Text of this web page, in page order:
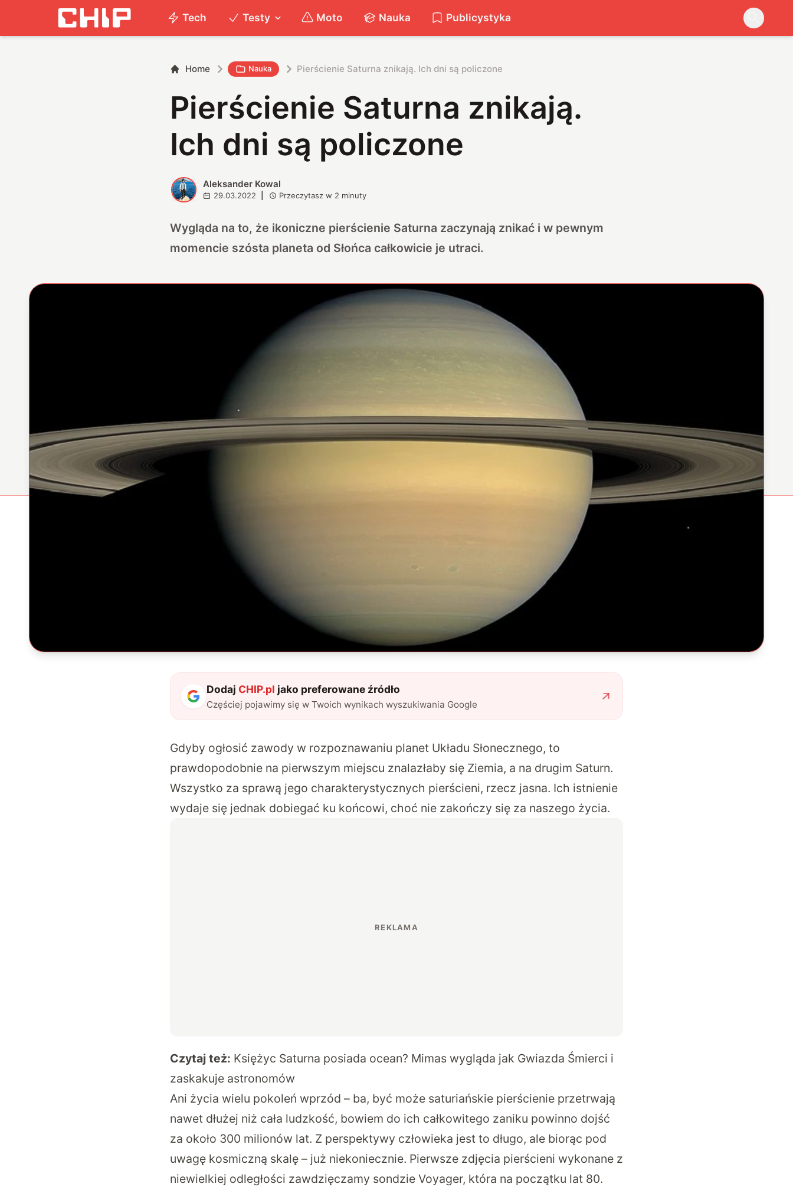
Tech Testy Moto Nauka Publicystyka
Home Nauka Pierścienie Saturna znikają. Ich dni są policzone
Pierścienie Saturna znikają.
Ich dni są policzone
A Aleksander Kowal
29.03.2022 Przeczytasz w 2 minuty
Wygląda na to, że ikoniczne pierścienie Saturna zaczynają znikać i w pewnym
momencie szósta planeta od Słońca całkowicie je utraci.
Dodaj CHIP.pl jako preferowane źródło
Częściej pojawimy się w Twoich wynikach wyszukiwania Google
Gdyby ogłosić zawody w rozpoznawaniu planet Układu Słonecznego, to
prawdopodobnie na pierwszym miejscu znalazłaby się Ziemia, a na drugim Saturn.
Wszystko za sprawą jego charakterystycznych pierścieni, rzecz jasna. Ich istnienie
wydaje się jednak dobiegać ku końcowi, choć nie zakończy się za naszego życia.
Czytaj też: Księżyc Saturna posiada ocean? Mimas wygląda jak Gwiazda Śmierci i
zaskakuje astronomów
Ani życia wielu pokoleń wprzód – ba, być może saturiańskie pierścienie przetrwają
nawet dłużej niż cała ludzkość, bowiem do ich całkowitego zaniku powinno dojść
za około 300 milionów lat. Z perspektywy człowieka jest to długo, ale biorąc pod
uwagę kosmiczną skalę – już niekoniecznie. Pierwsze zdjęcia pierścieni wykonane z
niewielkiej odległości zawdzięczamy sondzie Voyager, która na początku lat 80.